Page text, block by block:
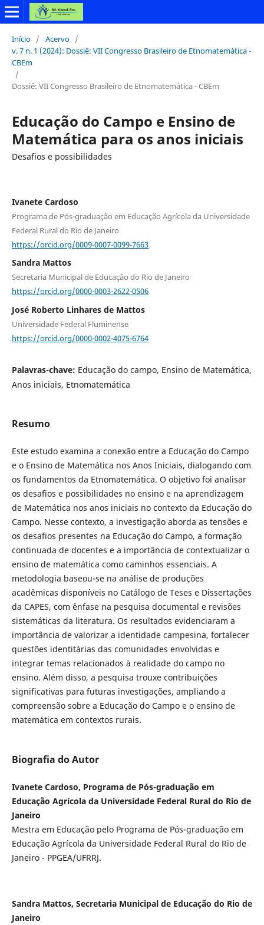
Início / Acervo /
v. 7 n. 1 (2024): Dossiê: VII Congresso Brasileiro de Etnomatemática -
CBEm
/
Dossiê: VII Congresso Brasileiro de Etnomatemática - CBEm
Educação do Campo e Ensino de
Matemática para os anos iniciais
Desafios e possibilidades
Ivanete Cardoso
Programa de Pós-graduação em Educação Agrícola da Universidade
Federal Rural do Rio de Janeiro
https://orcid.org/0009-0007-0099-7663
Sandra Mattos
Secretaria Municipal de Educação do Rio de Janeiro
https://orcid.org/0000-0003-2622-0506
José Roberto Linhares de Mattos
Universidade Federal Fluminense
https://orcid.org/0000-0002-4075-6764
Palavras-chave: Educação do campo, Ensino de Matemática,
Anos iniciais, Etnomatemática
Resumo
Este estudo examina a conexão entre a Educação do Campo
e o Ensino de Matemática nos Anos Iniciais, dialogando com
os fundamentos da Etnomatemática. O objetivo foi analisar
os desafios e possibilidades no ensino e na aprendizagem
de Matemática nos anos iniciais no contexto da Educação do
Campo. Nesse contexto, a investigação aborda as tensões e
os desafios presentes na Educação do Campo, a formação
continuada de docentes e a importância de contextualizar o
ensino de matemática como caminhos essenciais. A
metodologia baseou-se na análise de produções
acadêmicas disponíveis no Catálogo de Teses e Dissertações
da CAPES, com ênfase na pesquisa documental e revisões
sistemáticas da literatura. Os resultados evidenciaram a
importância de valorizar a identidade campesina, fortalecer
questões identitárias das comunidades envolvidas e
integrar temas relacionados à realidade do campo no
ensino. Além disso, a pesquisa trouxe contribuições
significativas para futuras investigações, ampliando a
compreensão sobre a Educação do Campo e o ensino de
matemática em contextos rurais.
Biografia do Autor
Ivanete Cardoso, Programa de Pós-graduação em
Educação Agrícola da Universidade Federal Rural do Rio de
Janeiro
Mestra em Educação pelo Programa de Pós-graduação em
Educação Agrícola da Universidade Federal Rural do Rio de
Janeiro - PPGEA/UFRRJ.
Sandra Mattos, Secretaria Municipal de Educação do Rio de
Janeiro